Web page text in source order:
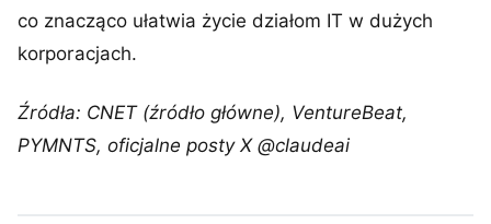
co znacząco ułatwia życie działom IT w dużych
korporacjach.
Źródła: CNET (źródło główne), VentureBeat,
PYMNTS, oficjalne posty X @claudeai